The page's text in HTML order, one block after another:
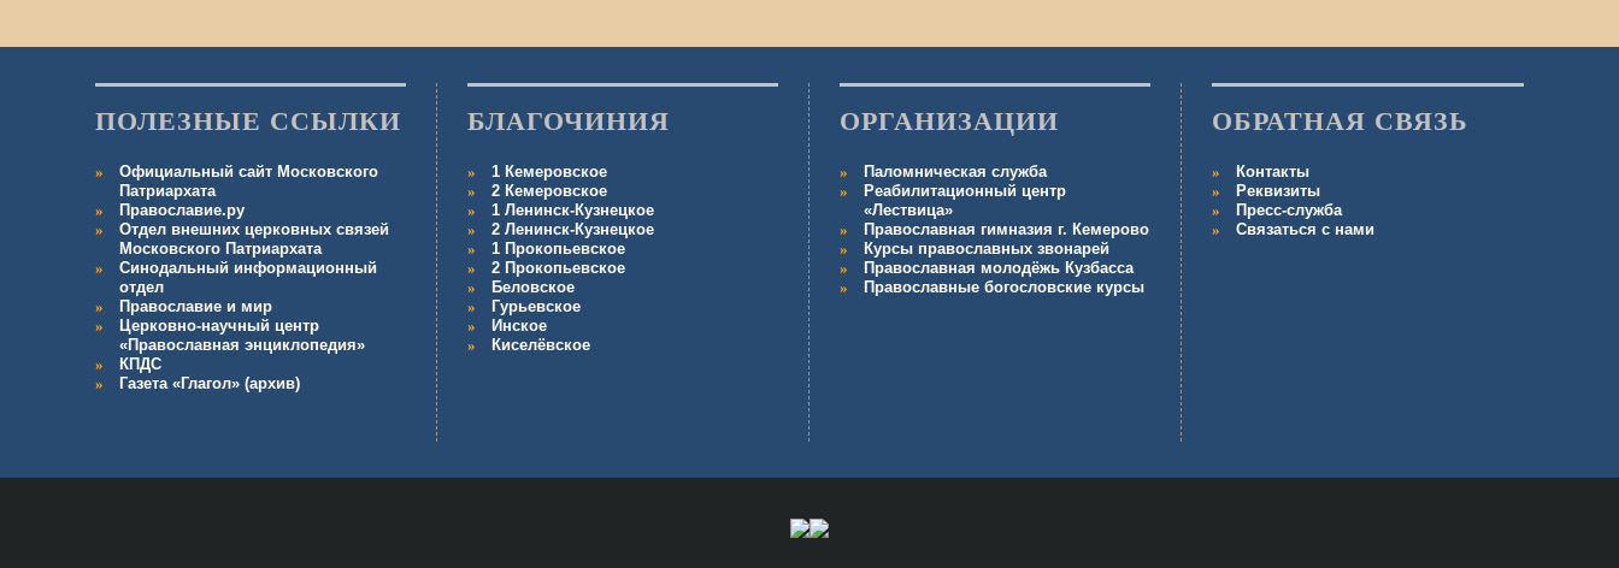
ПОЛЕЗНЫЕ ССЫЛКИ
Официальный сайт Московского
Патриархата
Православие.ру
Отдел внешних церковных связей
Московского Патриархата
Синодальный информационный
отдел
Православие и мир
Церковно-научный центр
«Православная энциклопедия»
КПДС
Газета «Глагол» (архив)
БЛАГОЧИНИЯ
1 Кемеровское
2 Кемеровское
1 Ленинск-Кузнецкое
2 Ленинск-Кузнецкое
1 Прокопьевское
2 Прокопьевское
Беловское
Гурьевское
Инское
Киселёвское
ОРГАНИЗАЦИИ
Паломническая служба
Реабилитационный центр
«Лествица»
Православная гимназия г. Кемерово
Курсы православных звонарей
Православная молодёжь Кузбасса
Православные богословские курсы
ОБРАТНАЯ СВЯЗЬ
Контакты
Реквизиты
Пресс-служба
Связаться с нами